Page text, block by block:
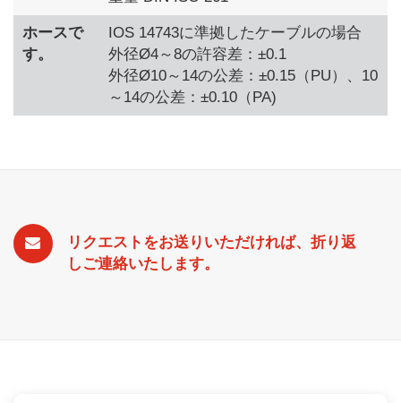
ホースで
す。
IOS 14743に準拠したケーブルの場合
外径Ø4～8の許容差：±0.1
外径Ø10～14の公差：±0.15（PU）、10
～14の公差：±0.10（PA)
リクエストをお送りいただければ、折り返
しご連絡いたします。